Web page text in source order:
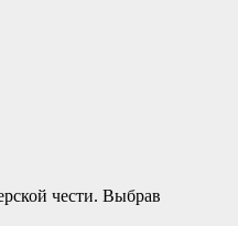
чести. Выбрав